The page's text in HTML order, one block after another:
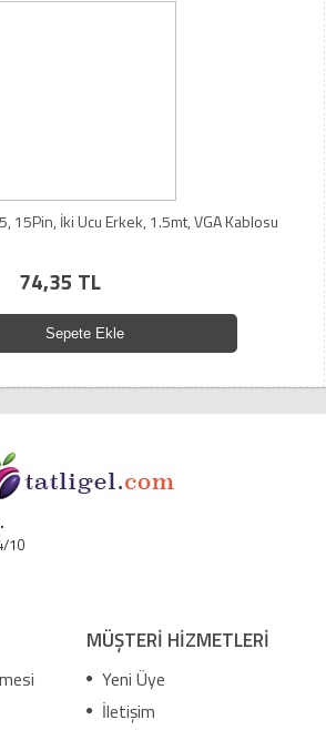
15Pin, İki Ucu Erkek, 1.5mt, VGA Kablosu
74,35 TL
Sepete Ekle
10
MÜŞTERİ HİZMETLERİ
Yeni Üye
İletişim